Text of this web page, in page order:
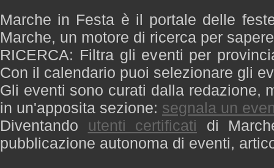
Marche in Festa è il portale delle
Marche, un motore di ricerca per
RICERCA: Filtra gli eventi per
Con il calendario puoi selezionare gli
Gli eventi sono curati dalla redazione,
in un'apposita sezione: segnala un
Diventando utenti certificati di
pubblicazione autonoma di eventi,